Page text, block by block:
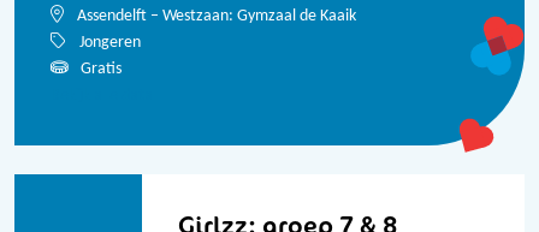
Assendelft – Westzaan: Gymzaal de Kaaik
Jongeren
Gratis
Girlzz: groep 7 & 8